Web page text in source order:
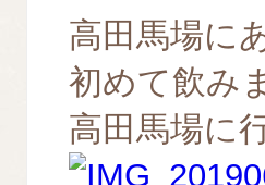
高田馬場に
初めて飲み
高田馬場に